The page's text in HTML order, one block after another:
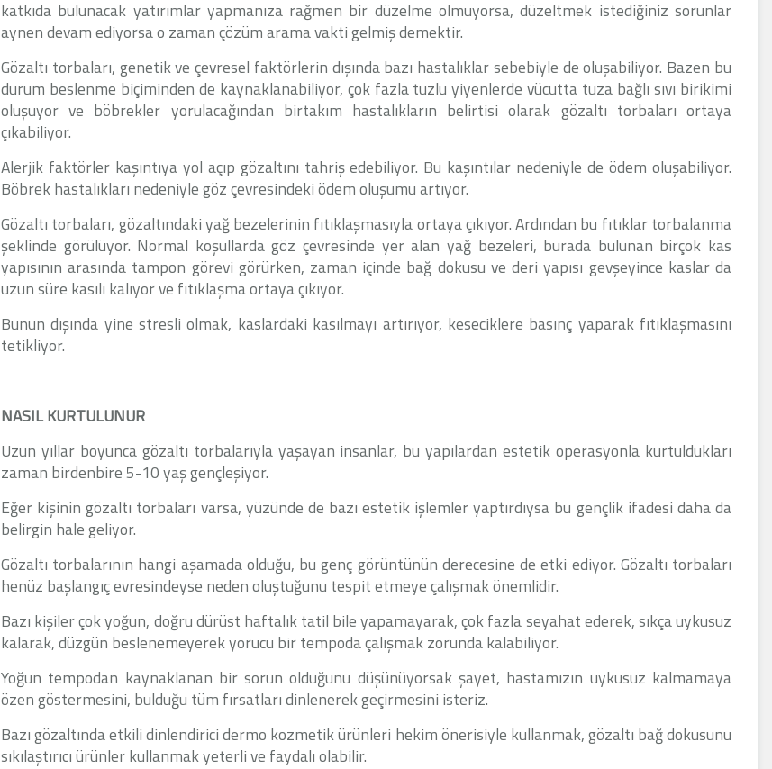
katkıda bulunacak yatırımlar yapmanıza rağmen bir düzelme olmuyorsa, düzeltmek istediğiniz sorunlar
aynen devam ediyorsa o zaman çözüm arama vakti gelmiş demektir.
Gözaltı torbaları, genetik ve çevresel faktörlerin dışında bazı hastalıklar sebebiyle de oluşabiliyor. Bazen bu
durum beslenme biçiminden de kaynaklanabiliyor, çok fazla tuzlu yiyenlerde vücutta tuza bağlı sıvı birikimi
oluşuyor ve böbrekler yorulacağından birtakım hastalıkların belirtisi olarak gözaltı torbaları ortaya
çıkabiliyor.
Alerjik faktörler kaşıntıya yol açıp gözaltını tahriş edebiliyor. Bu kaşıntılar nedeniyle de ödem oluşabiliyor.
Böbrek hastalıkları nedeniyle göz çevresindeki ödem oluşumu artıyor.
Gözaltı torbaları, gözaltındaki yağ bezelerinin fıtıklaşmasıyla ortaya çıkıyor. Ardından bu fıtıklar torbalanma
şeklinde görülüyor. Normal koşullarda göz çevresinde yer alan yağ bezeleri, burada bulunan birçok kas
yapısının arasında tampon görevi görürken, zaman içinde bağ dokusu ve deri yapısı gevşeyince kaslar da
uzun süre kasılı kalıyor ve fıtıklaşma ortaya çıkıyor.
Bunun dışında yine stresli olmak, kaslardaki kasılmayı artırıyor, keseciklere basınç yaparak fıtıklaşmasını
tetikliyor.
NASIL KURTULUNUR
Uzun yıllar boyunca gözaltı torbalarıyla yaşayan insanlar, bu yapılardan estetik operasyonla kurtuldukları
zaman birdenbire 5-10 yaş gençleşiyor.
Eğer kişinin gözaltı torbaları varsa, yüzünde de bazı estetik işlemler yaptırdıysa bu gençlik ifadesi daha da
belirgin hale geliyor.
Gözaltı torbalarının hangi aşamada olduğu, bu genç görüntünün derecesine de etki ediyor. Gözaltı torbaları
henüz başlangıç evresindeyse neden oluştuğunu tespit etmeye çalışmak önemlidir.
Bazı kişiler çok yoğun, doğru dürüst haftalık tatil bile yapamayarak, çok fazla seyahat ederek, sıkça uykusuz
kalarak, düzgün beslenemeyerek yorucu bir tempoda çalışmak zorunda kalabiliyor.
Yoğun tempodan kaynaklanan bir sorun olduğunu düşünüyorsak şayet, hastamızın uykusuz kalmamaya
özen göstermesini, bulduğu tüm fırsatları dinlenerek geçirmesini isteriz.
Bazı gözaltında etkili dinlendirici dermo kozmetik ürünleri hekim önerisiyle kullanmak, gözaltı bağ dokusunu
sıkılaştırıcı ürünler kullanmak yeterli ve faydalı olabilir.